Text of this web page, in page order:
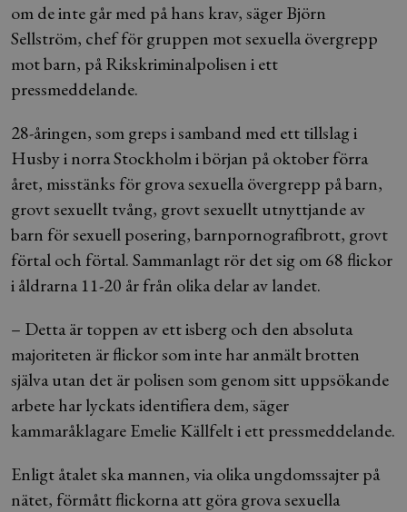
om de inte går med på hans krav, säger Björn
Sellström, chef för gruppen mot sexuella övergrepp
mot barn, på Rikskriminalpolisen i ett
pressmeddelande.
28-åringen, som greps i samband med ett tillslag i
Husby i norra Stockholm i början på oktober förra
året, misstänks för grova sexuella övergrepp på barn,
grovt sexuellt tvång, grovt sexuellt utnyttjande av
barn för sexuell posering, barnpornografibrott, grovt
förtal och förtal. Sammanlagt rör det sig om 68 flickor
i åldrarna 11-20 år från olika delar av landet.
– Detta är toppen av ett isberg och den absoluta
majoriteten är flickor som inte har anmält brotten
själva utan det är polisen som genom sitt uppsökande
arbete har lyckats identifiera dem, säger
kammaråklagare Emelie Källfelt i ett pressmeddelande.
Enligt åtalet ska mannen, via olika ungdomssajter på
nätet, förmått flickorna att göra grova sexuella